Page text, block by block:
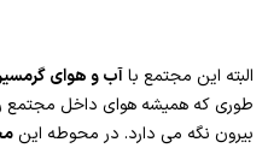
البته این مجتمع باآب و هوای
طوری که همیشه هوای داخل مجتمع
بیرون نگه می دارد. در محوطه این